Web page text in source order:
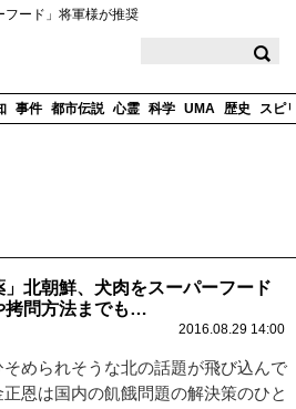
フード」将軍様が推奨
事件 都市伝説 心霊 科学 UMA 歴史 スピ
」北朝鮮、犬肉をスーパーフード
問方法までも…
2016.08.29 14:00
められそうな北の話題が飛び込んで
恩は国内の飢餓問題の解決策のひと